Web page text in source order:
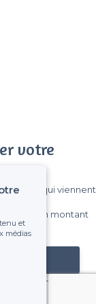
votre
qui viennent
payez un montant
et
médias